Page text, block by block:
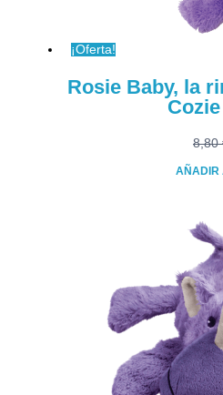
¡Oferta!
Rosie Baby, la
8,80
AÑADIR